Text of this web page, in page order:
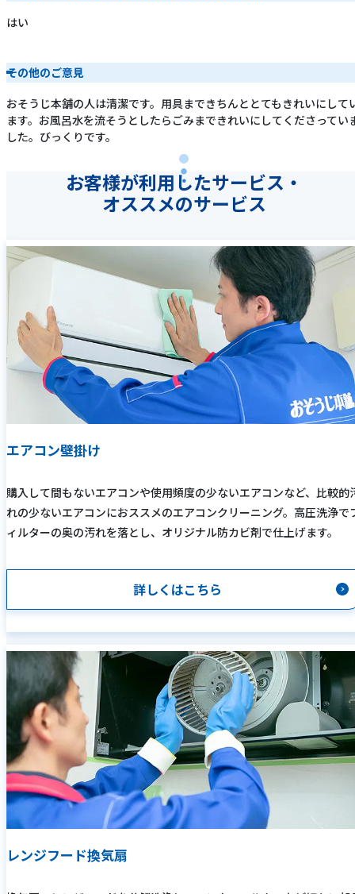
はい
その他のご意見
おそうじ本舗の人は清潔です。用具まできちんととてもきれいにして
ます。お風呂水を流そうとしたらごみまできれいにしてくださってい
した。びっくりです。
お客様が利用したサービス・
オススメのサービス
エアコン壁掛け
購入して間もないエアコンや使用頻度の少ないエアコンなど、比較的
れの少ないエアコンにおススメのエアコンクリーニング。高圧洗浄で
ィルターの奥の汚れを落とし、オリジナル防カビ剤で仕上げます。
詳しくはこちら
レンジフード換気扇